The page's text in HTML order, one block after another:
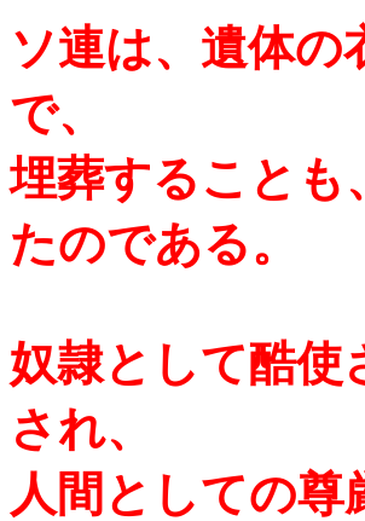
ソ連は、遺体
で、
埋葬することも
たのである。
奴隷として酷使
され、
人間としての